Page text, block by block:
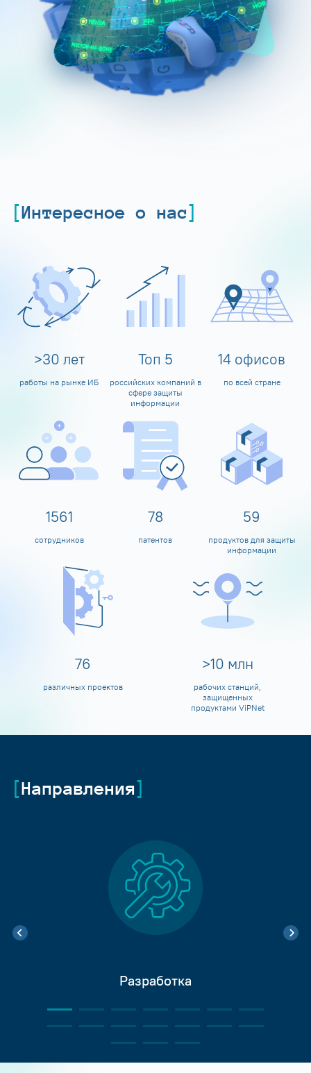
Интересное о нас
>30 лет
работы на рынке ИБ
Топ 5
российских компаний в
сфере защиты
информации
14 офисов
по всей стране
1600
сотрудников
80
патентов
60
продуктов для защиты
информации
80
различных проектов
>10 млн
рабочих станций,
защищенных
продуктами ViPNet
Направления
Разработка